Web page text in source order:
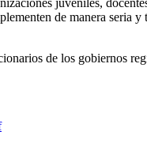
juveniles,
de manera seria
de los gobiernos